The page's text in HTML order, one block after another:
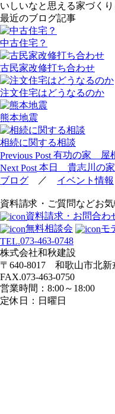
いしいなと思える家づくり
最近のブログ記事
中古住宅？
古民家改修打ち合わせ
注文住宅はどうなるのか
熊本地震
相続に関する相談
投
稿
ナ
ゲ
ー
シ
ョ
ン
Previous Post 有功の家 屋
Next Post 本日 貴志川の
ブログ ／ イベント情報
資料請求・ご質問などお
資料請求・お問合わ
無料相談会
モ
TEL.073-463-0748
株式会社和秋建設
〒640-8017 和歌山市北新
FAX.073-463-0750
営業時間：8:00～18:00
定休日：日曜日